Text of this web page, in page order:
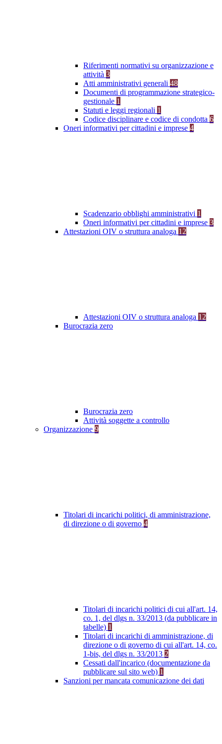
Riferimenti normativi su organizzazione e
attività 3
Atti amministrativi generali 48
Documenti di programmazione strategico-
gestionale 1
Statuti e leggi regionali 1
Codice disciplinare e codice di condotta 6
Oneri informativi per cittadini e imprese 4
Scadenzario obblighi amministrativi 1
Oneri informativi per cittadini e imprese 3
Attestazioni OIV o struttura analoga 12
Attestazioni OIV o struttura analoga 12
Burocrazia zero
Burocrazia zero
Attività soggette a controllo
Organizzazione 9
Titolari di incarichi politici, di amministrazione,
di direzione o di governo 4
Titolari di incarichi politici di cui all'art. 14,
co. 1, del dlgs n. 33/2013 (da pubblicare in
tabelle) 1
Titolari di incarichi di amministrazione, di
direzione o di governo di cui all'art. 14, co.
1-bis, del dlgs n. 33/2013 2
Cessati dall'incarico (documentazione da
pubblicare sul sito web) 1
Sanzioni per mancata comunicazione dei dati